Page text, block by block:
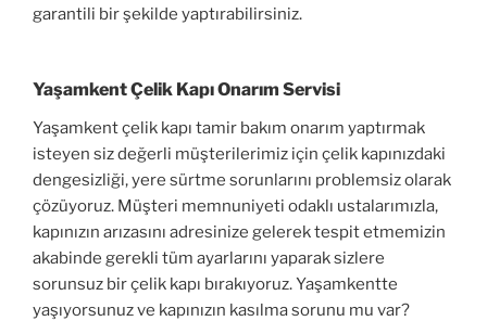
garantili bir şekilde yaptırabilirsiniz.
Yaşamkent Çelik Kapı Onarım Servisi
Yaşamkent çelik kapı tamir bakım onarım yaptırmak
isteyen siz değerli müşterilerimiz için çelik kapınızdaki
dengesizliği, yere sürtme sorunlarını problemsiz olarak
çözüyoruz. Müşteri memnuniyeti odaklı ustalarımızla,
kapınızın arızasını adresinize gelerek tespit etmemizin
akabinde gerekli tüm ayarlarını yaparak sizlere
sorunsuz bir çelik kapı bırakıyoruz. Yaşamkentte
yaşıyorsunuz ve kapınızın kasılma sorunu mu var?